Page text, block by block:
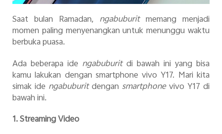
Saat bulan Ramadan, ngabuburitmemang menjadi
momen paling menyenangkan untuk menunggu waktu
berbuka puasa.
Ada beberapa ide ngabuburitdi bawah ini yang bisa
kamu lakukan dengan smartphone vivo Y17. Mari kita
simak ide ngabuburitdengan smartphonevivo Y17 di
bawah ini.
1. Streaming Video